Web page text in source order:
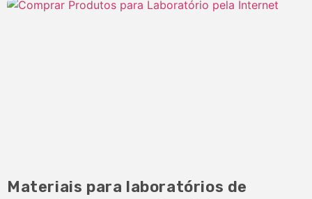
Materiais para laboratórios de